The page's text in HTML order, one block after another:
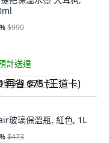
%$990
計送達
省 $75 (王道卡)
玻璃保溫瓶, 紅色, 1L
%$473